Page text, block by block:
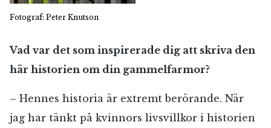
Fotograf: Peter Knutson
Vad var det som inspirerade dig att skriva den
här historien om din gammelfarmor?
– Hennes historia är extremt berörande. När
jag har tänkt på kvinnors livsvillkor i historien